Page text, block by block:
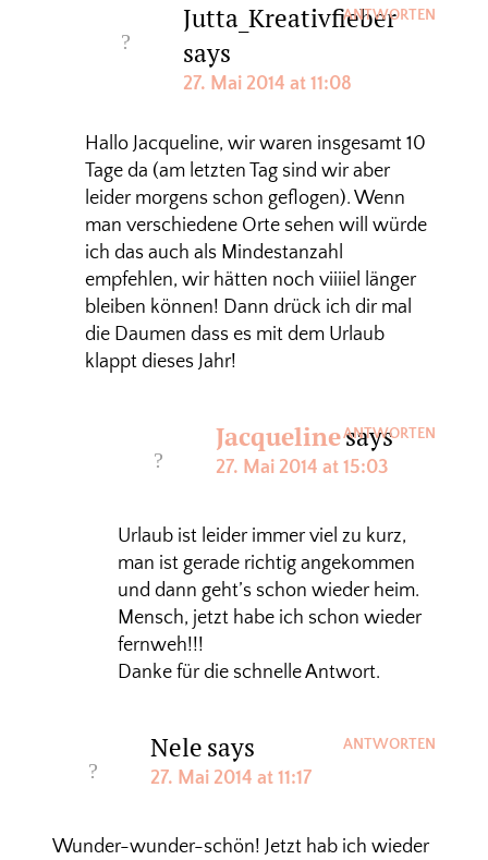
Jutta_Kreativfieber
says
27. Mai 2014 at 11:08
Hallo Jacqueline, wir waren insgesamt 10
Tage da (am letzten Tag sind wir aber
leider morgens schon geflogen). Wenn
man verschiedene Orte sehen will würde
ich das auch als Mindestanzahl
empfehlen, wir hätten noch viiiiel länger
bleiben können! Dann drück ich dir mal
die Daumen dass es mit dem Urlaub
klappt dieses Jahr!
ANTWORTEN
Jacquelinesays
27. Mai 2014 at 15:03
Urlaub ist leider immer viel zu kurz,
man ist gerade richtig angekommen
und dann geht’s schon wieder heim.
Mensch, jetzt habe ich schon wieder
fernweh!!!
Danke für die schnelle Antwort.
ANTWORTEN
Nelesays
27. Mai 2014 at 11:17
Wunder-wunder-schön! Jetzt hab ich wieder
ANTWORTEN